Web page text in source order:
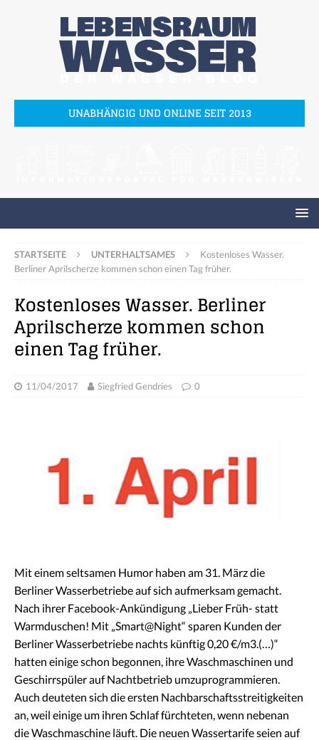
UNABHÄNGIG UND ONLINE SEIT 2013
STARTSEITE UNTERHALTSAMES
Kostenloses Wasser.
Berliner Aprilscherze kommen schon einen Tag früher.
Kostenloses Wasser. Berliner
Aprilscherze kommen schon
einen Tag früher.
11/04/2017 Siegfried Gendries 0
Mit einem seltsamen Humor haben am 31. März die
Berliner Wasserbetriebe auf sich aufmerksam gemacht.
Nach ihrer Facebook-Ankündigung „Lieber Früh- statt
Warmduschen! Mit „Smart@Night“ sparen Kunden der
Berliner Wasserbetriebe nachts künftig 0,20 €/m3.(…)“
hatten einige schon begonnen, ihre Waschmaschinen und
Geschirrspüler auf Nachtbetrieb umzuprogrammieren.
Auch deuteten sich die ersten Nachbarschaftsstreitigkeiten
an, weil einige um ihren Schlaf fürchteten, wenn nebenan
die Waschmaschine läuft. Die neuen Wassertarife seien auf